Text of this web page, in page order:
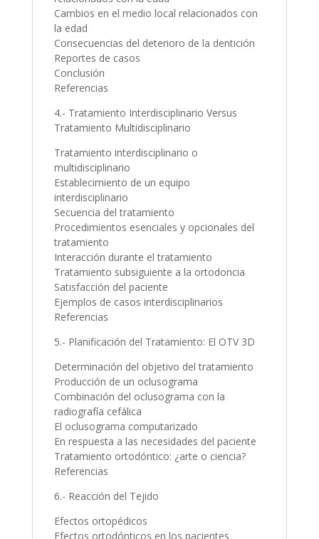
Cambios en el medio local relacionados con
la edad
Consecuencias del deterioro de la dentición
Reportes de casos
Conclusión
Referencias
4.- Tratamiento Interdisciplinario Versus
Tratamiento Multidisciplinario
Tratamiento interdisciplinario o
multidisciplinario
Establecimiento de un equipo
interdisciplinario
Secuencia del tratamiento
Procedimientos esenciales y opcionales del
tratamiento
Interacción durante el tratamiento
Tratamiento subsiguiente a la ortodoncia
Satisfacción del paciente
Ejemplos de casos interdisciplinarios
Referencias
5.- Planificación del Tratamiento: El OTV 3D
Determinación del objetivo del tratamiento
Producción de un oclusograma
Combinación del oclusograma con la
radiografía cefálica
El oclusograma computarizado
En respuesta a las necesidades del paciente
Tratamiento ortodóntico: ¿arte o ciencia?
Referencias
6.- Reacción del Tejido
Efectos ortopédicos
Efectos ortodónticos en los pacientes